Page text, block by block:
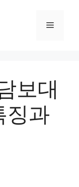
Menu
보대
징과